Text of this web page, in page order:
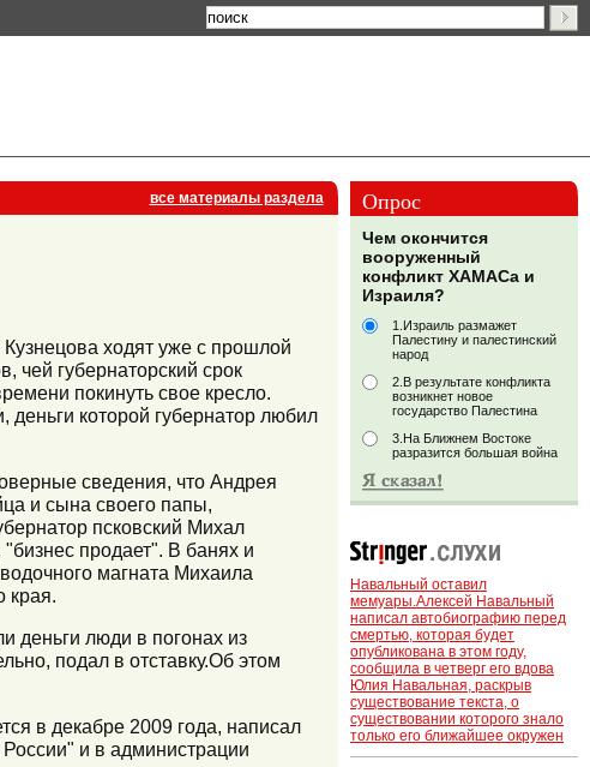
все материалы раздела
ходят уже с прошлой
чей губернаторский срок
покинуть свое кресло.
деньги которой губернатор любил
сведения, что Андрея
и сына своего папы,
псковский Михал
продает". В банях и
магната Михаила
края.
деньги люди в погонах из
подал в отставку.Об этом
в декабре 2009 года, написал
и в администрации
Опрос
Чем окончится
вооруженный
конфликт ХАМАСа и
Израиля?
1.Израиль размажет
Палестину и палестинский
народ
2.В результате конфликта
возникнет новое
государство Палестина
3.На Ближнем Востоке
разразится большая война
Навальный оставил
мемуары.Алексей Навальный
написал автобиографию перед
смертью, которая будет
опубликована в этом году,
сообщила в четверг его вдова
Юлия Навальная, раскрыв
существование текста, о
существовании которого знало
только его ближайшее окружен